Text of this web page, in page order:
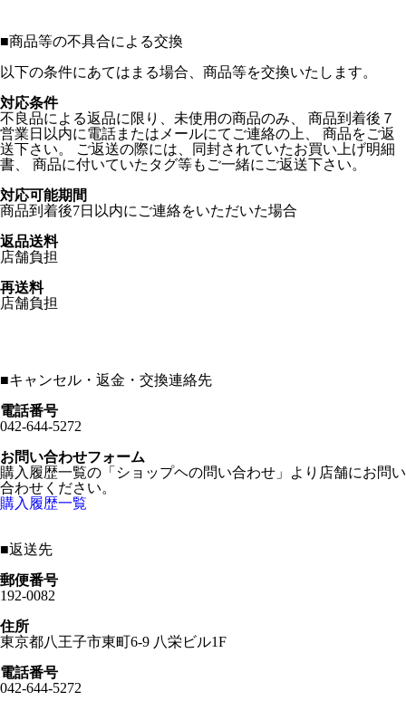
■商品等の不具合による交換
以下の条件にあてはまる場合、商品等を交換いたします。
対応条件
不良品による返品に限り、未使用の商品のみ、 商品到着後７
営業日以内に電話またはメールにてご連絡の上、 商品をご返
送下さい。 ご返送の際には、同封されていたお買い上げ明細
書、 商品に付いていたタグ等もご一緒にご返送下さい。
対応可能期間
商品到着後7日以内にご連絡をいただいた場合
返品送料
店舗負担
再送料
店舗負担
■キャンセル・返金・交換連絡先
電話番号
042-644-5272
お問い合わせフォーム
購入履歴一覧の「ショップヘの問い合わせ」より店舗にお問い
合わせください。
購入履歴一覧
■返送先
郵便番号
192-0082
住所
東京都八王子市東町6-9 八栄ビル1F
電話番号
042-644-5272